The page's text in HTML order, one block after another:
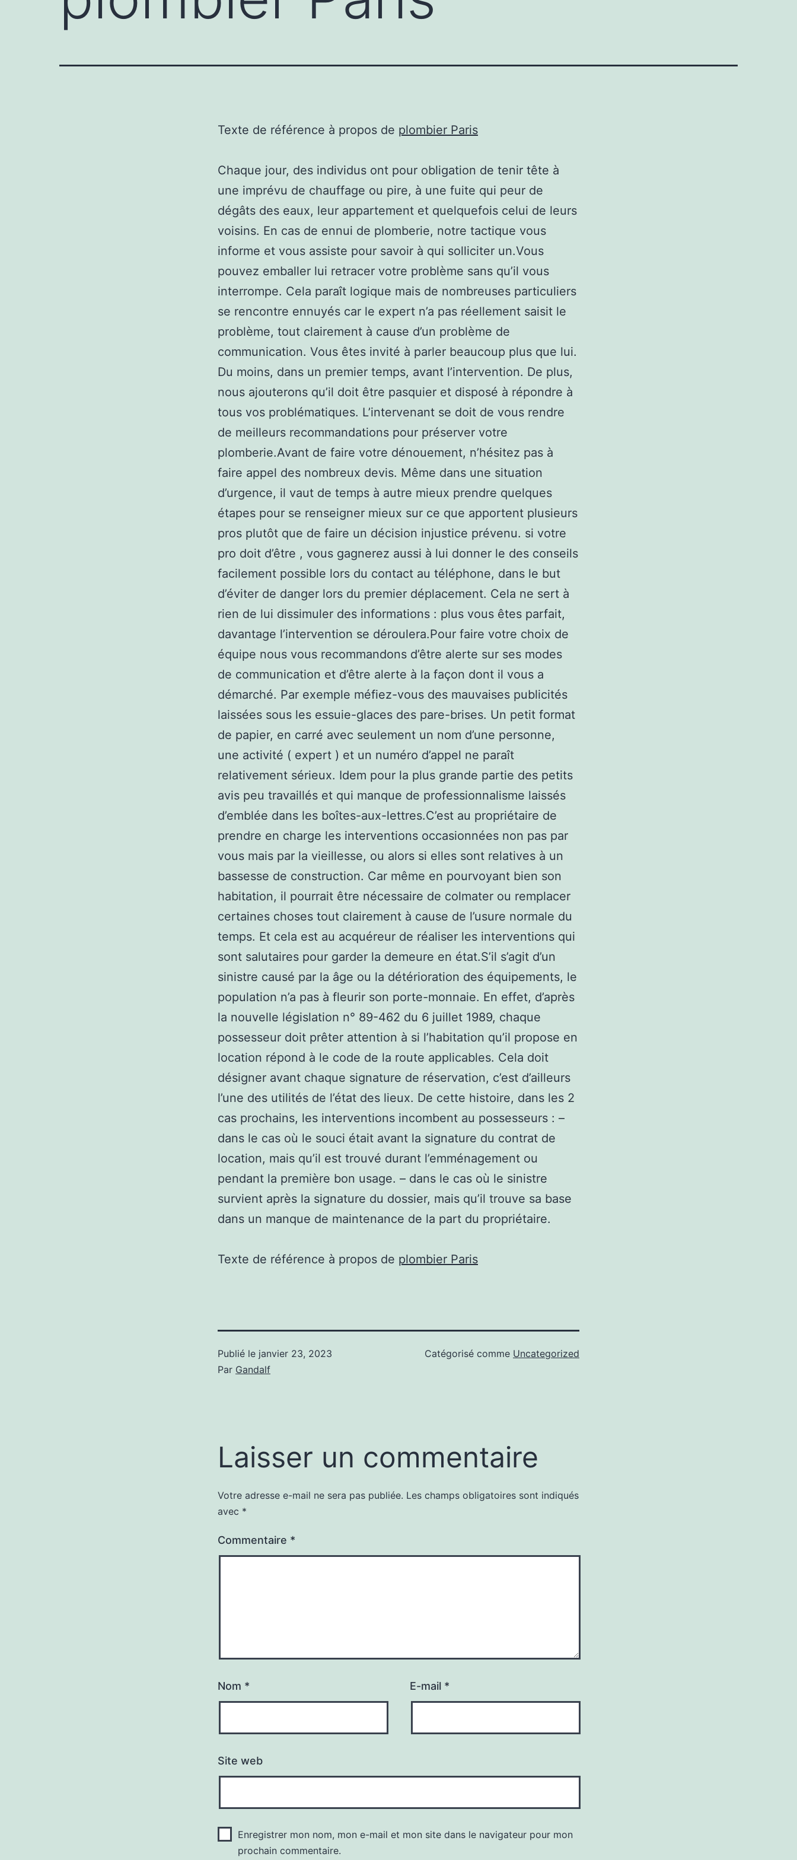
Texte de référence à propos de plombier Paris
Chaque jour, des individus ont pour obligation de tenir tête à
une imprévu de chauffage ou pire, à une fuite qui peur de
dégâts des eaux, leur appartement et quelquefois celui de leurs
voisins. En cas de ennui de plomberie, notre tactique vous
informe et vous assiste pour savoir à qui solliciter un.Vous
pouvez emballer lui retracer votre problème sans qu’il vous
interrompe. Cela paraît logique mais de nombreuses particuliers
se rencontre ennuyés car le expert n’a pas réellement saisit le
problème, tout clairement à cause d’un problème de
communication. Vous êtes invité à parler beaucoup plus que lui.
Du moins, dans un premier temps, avant l’intervention. De plus,
nous ajouterons qu’il doit être pasquier et disposé à répondre à
tous vos problématiques. L’intervenant se doit de vous rendre
de meilleurs recommandations pour préserver votre
plomberie.Avant de faire votre dénouement, n’hésitez pas à
faire appel des nombreux devis. Même dans une situation
d’urgence, il vaut de temps à autre mieux prendre quelques
étapes pour se renseigner mieux sur ce que apportent plusieurs
pros plutôt que de faire un décision injustice prévenu. si votre
pro doit d’être , vous gagnerez aussi à lui donner le des conseils
facilement possible lors du contact au téléphone, dans le but
d’éviter de danger lors du premier déplacement. Cela ne sert à
rien de lui dissimuler des informations : plus vous êtes parfait,
davantage l’intervention se déroulera.Pour faire votre choix de
équipe nous vous recommandons d’être alerte sur ses modes
de communication et d’être alerte à la façon dont il vous a
démarché. Par exemple méfiez-vous des mauvaises publicités
laissées sous les essuie-glaces des pare-brises. Un petit format
de papier, en carré avec seulement un nom d’une personne,
une activité ( expert ) et un numéro d’appel ne paraît
relativement sérieux. Idem pour la plus grande partie des petits
avis peu travaillés et qui manque de professionnalisme laissés
d’emblée dans les boîtes-aux-lettres.C’est au propriétaire de
prendre en charge les interventions occasionnées non pas par
vous mais par la vieillesse, ou alors si elles sont relatives à un
bassesse de construction. Car même en pourvoyant bien son
habitation, il pourrait être nécessaire de colmater ou remplacer
certaines choses tout clairement à cause de l’usure normale du
temps. Et cela est au acquéreur de réaliser les interventions qui
sont salutaires pour garder la demeure en état.S’il s’agit d’un
sinistre causé par la âge ou la détérioration des équipements, le
population n’a pas à fleurir son porte-monnaie. En effet, d’après
la nouvelle législation n° 89-462 du 6 juillet 1989, chaque
possesseur doit prêter attention à si l’habitation qu’il propose en
location répond à le code de la route applicables. Cela doit
désigner avant chaque signature de réservation, c’est d’ailleurs
l’une des utilités de l’état des lieux. De cette histoire, dans les 2
cas prochains, les interventions incombent au possesseurs : –
dans le cas où le souci était avant la signature du contrat de
location, mais qu’il est trouvé durant l’emménagement ou
pendant la première bon usage. – dans le cas où le sinistre
survient après la signature du dossier, mais qu’il trouve sa base
dans un manque de maintenance de la part du propriétaire.
Texte de référence à propos de plombier Paris
Publié le janvier 23, 2023
Par Gandalf
Catégorisé comme Uncategorized
Laisser un commentaire
Votre adresse e-mail ne sera pas publiée. Les champs obligatoires sont indiqués
avec *
Commentaire *
Nom * E-mail *
Site web
Enregistrer mon nom, mon e-mail et mon site dans le navigateur pour mon
prochain commentaire.